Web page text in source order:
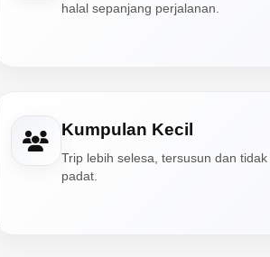
halal sepanjang perjalanan.
Kumpulan Kecil
Trip lebih selesa, tersusun dan tidak
padat.